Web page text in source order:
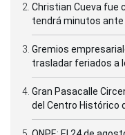
Christian Cueva fue
tendrá minutos ante
Gremios
trasladar feriados a
Gran Pasacalle
del Centro Histórico